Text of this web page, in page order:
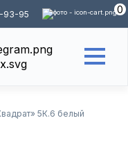
93-95 0
5К.6 белый